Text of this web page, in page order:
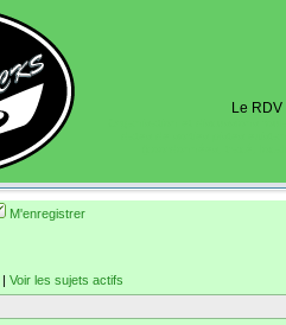
Le
M'enregistrer
| Voir les sujets actifs